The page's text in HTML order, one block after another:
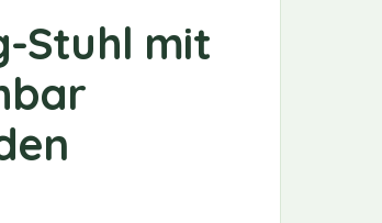
Stuhl mit